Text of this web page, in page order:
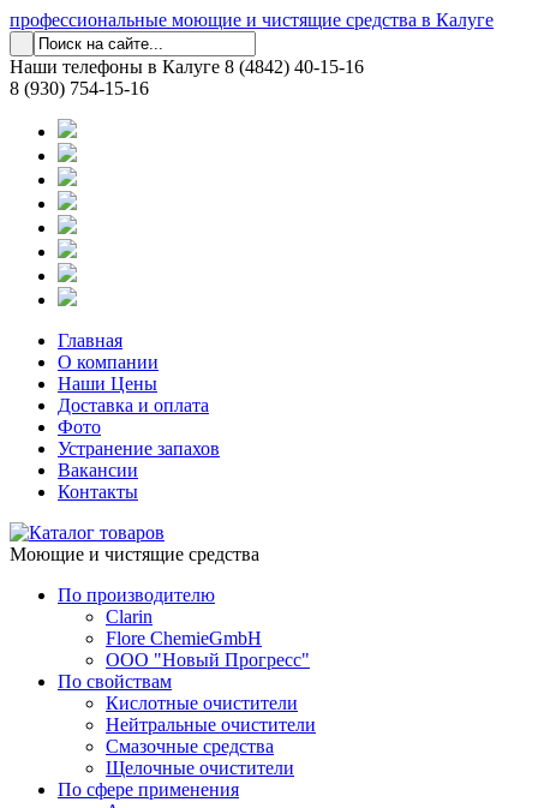
профессиональные моющие и чистящие средства в Калуге
Наши телефоны в Калуге 8 (4842) 40-15-16
8 (930) 754-15-16
Главная
О компании
Наши Цены
Доставка и оплата
Фото
Устранение запахов
Вакансии
Контакты
Моющие и чистящие средства
По производителю
Clarin
Flore ChemieGmbH
ООО "Новый Прогресс"
По свойствам
Кислотные очистители
Нейтральные очистители
Смазочные средства
Щелочные очистители
По сфере применения